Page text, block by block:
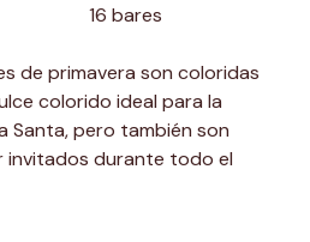
16 bares
de primavera son coloridas
colorido ideal para la
Santa, pero también son
durante todo el